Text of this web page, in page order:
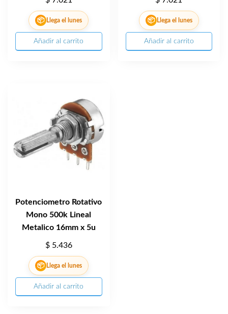
📦 Llega el lunes
Añadir al carrito
📦 Llega el lunes
Añadir al carrito
Potenciometro Rotativo
Mono 500k Lineal
Metalico 16mm x 5u
$5.436
📦 Llega el lunes
Añadir al carrito